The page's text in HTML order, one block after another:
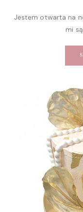
Jestem otwarta na
mi